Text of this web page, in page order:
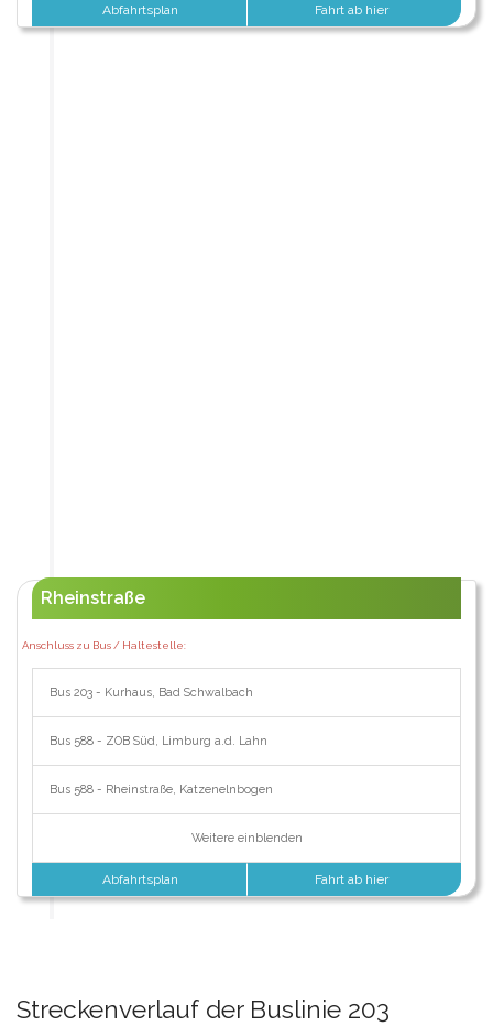
Abfahrtsplan Fahrt ab hier
Rheinstraße
Anschluss zu Bus / Haltestelle:
Bus 203 - Kurhaus, Bad Schwalbach
Bus 588 - ZOB Süd, Limburg a.d. Lahn
Bus 588 - Rheinstraße, Katzenelnbogen
Weitere einblenden
Abfahrtsplan Fahrt ab hier
Streckenverlauf der Buslinie 203